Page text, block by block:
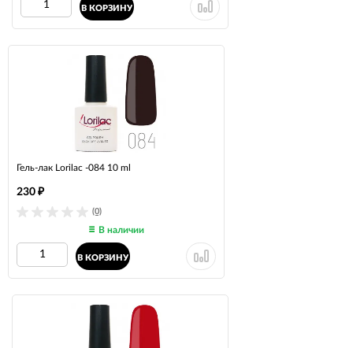
В КОРЗИНУ
Гель-лак Lorilac -084 10 ml
(0)
230 ₽
В наличии
В КОРЗИНУ